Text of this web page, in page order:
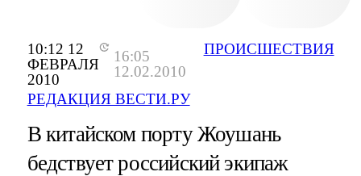
10:12 12
ФЕВРАЛЯ
2010
16:05
12.02.2010
РЕДАКЦИЯ ВЕСТИ.РУ
ПРОИСШЕСТВИЯ
В китайском порту Жоушань
бедствует российский экипаж